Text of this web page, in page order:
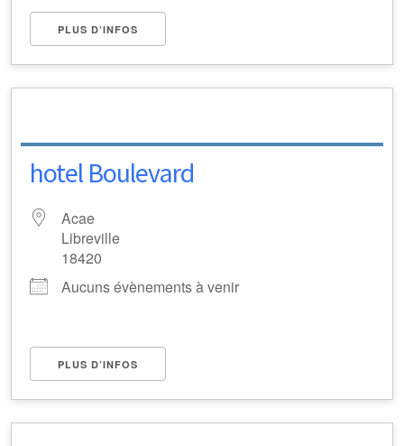
PLUS D’INFOS
hotel Boulevard
Acae
Libreville
18420
Aucuns évènements à venir
PLUS D’INFOS